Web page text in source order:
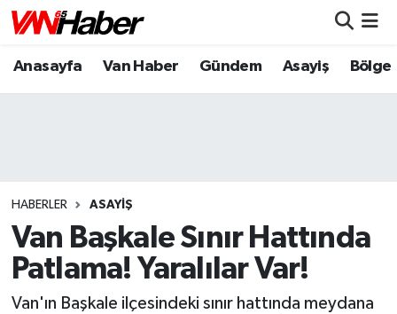
Anasayfa Van Haber Gündem Asayiş Bölge
HABERLER ASAYIŞ
Van Başkale Sınır Hattında
Patlama! Yaralılar Var!
Van'ın Başkale ilçesindeki sınır hattında meydana
Nöbetçi Eczaneler
Puan Durumu ve Fikstür
Tüm Manşetler
Son Dakika Haberleri